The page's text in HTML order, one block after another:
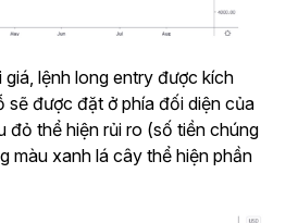
giá, lệnh long entry được kích
sẽ được đặt ở phía đối diện của
đỏ thể hiện rủi ro (số tiền chúng
màu xanh lá cây thể hiện phần